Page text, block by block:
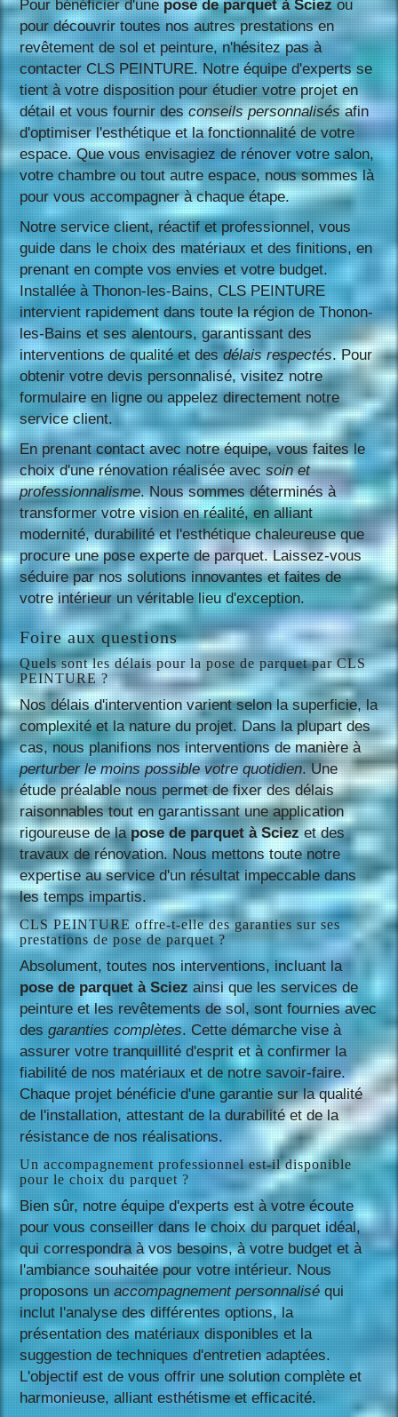
Pour bénéficier d'unepose de parquet à Sciezou
pour découvrir toutes nos autres prestations en
revêtement de sol et peinture, n'hésitez pas à
contacter CLS PEINTURE. Notre équipe d'experts se
tient à votre disposition pour étudier votre projet en
détail et vous fournir desconseils personnalisésafin
d'optimiser l'esthétique et la fonctionnalité de votre
espace. Que vous envisagiez de rénover votre salon,
votre chambre ou tout autre espace, nous sommes là
pour vous accompagner à chaque étape.
Notre service client, réactif et professionnel, vous
guide dans le choix des matériaux et des finitions, en
prenant en compte vos envies et votre budget.
Installée à Thonon-les-Bains, CLS PEINTURE
intervient rapidement dans toute la région de Thonon-
les-Bains et ses alentours, garantissant des
interventions de qualité et desdélais respectés. Pour
obtenir votre devis personnalisé, visitez notre
formulaire en ligne ou appelez directement notre
service client.
En prenant contact avec notre équipe, vous faites le
choix d'une rénovation réalisée avecsoin et
professionnalisme. Nous sommes déterminés à
transformer votre vision en réalité, en alliant
modernité, durabilité et l'esthétique chaleureuse que
procure une pose experte de parquet. Laissez-vous
séduire par nos solutions innovantes et faites de
votre intérieur un véritable lieu d'exception.
Foire aux questions
Quels sont les délais pour la pose de parquet par CLS
PEINTURE ?
Nos délais d'intervention varient selon la superficie, la
complexité et la nature du projet. Dans la plupart des
cas, nous planifions nos interventions de manière à
perturber le moins possible votre quotidien. Une
étude préalable nous permet de fixer des délais
raisonnables tout en garantissant une application
rigoureuse de lapose de parquet à Sciezet des
travaux de rénovation. Nous mettons toute notre
expertise au service d'un résultat impeccable dans
les temps impartis.
CLS PEINTURE offre-t-elle des garanties sur ses
prestations de pose de parquet ?
Absolument, toutes nos interventions, incluant la
pose de parquet à Sciez ainsi que les services de
peinture et les revêtements de sol, sont fournies avec
desgaranties complètes. Cette démarche vise à
assurer votre tranquillité d'esprit et à confirmer la
fiabilité de nos matériaux et de notre savoir-faire.
Chaque projet bénéficie d'une garantie sur la qualité
de l'installation, attestant de la durabilité et de la
résistance de nos réalisations.
Un accompagnement professionnel est-il disponible
pour le choix du parquet ?
Bien sûr, notre équipe d'experts est à votre écoute
pour vous conseiller dans le choix du parquet idéal,
qui correspondra à vos besoins, à votre budget et à
l'ambiance souhaitée pour votre intérieur. Nous
proposons unaccompagnement personnaliséqui
inclut l'analyse des différentes options, la
présentation des matériaux disponibles et la
suggestion de techniques d'entretien adaptées.
L'objectif est de vous offrir une solution complète et
harmonieuse, alliant esthétisme et efficacité.